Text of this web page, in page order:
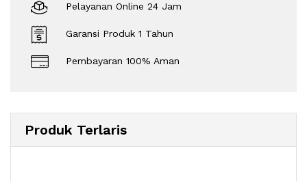
Pelayanan Online 24 Jam
Garansi Produk 1 Tahun
Pembayaran 100% Aman
Produk Terlaris